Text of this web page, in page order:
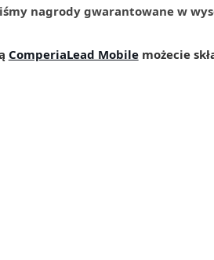
nagrody gwarantowane w
ComperiaLead Mobilemożecie